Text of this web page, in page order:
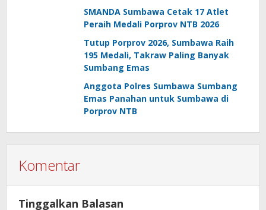
SMANDA Sumbawa Cetak 17 Atlet
Peraih Medali Porprov NTB 2026
Tutup Porprov 2026, Sumbawa Raih
195 Medali, Takraw Paling Banyak
Sumbang Emas
Anggota Polres Sumbawa Sumbang
Emas Panahan untuk Sumbawa di
Porprov NTB
Komentar
Tinggalkan Balasan